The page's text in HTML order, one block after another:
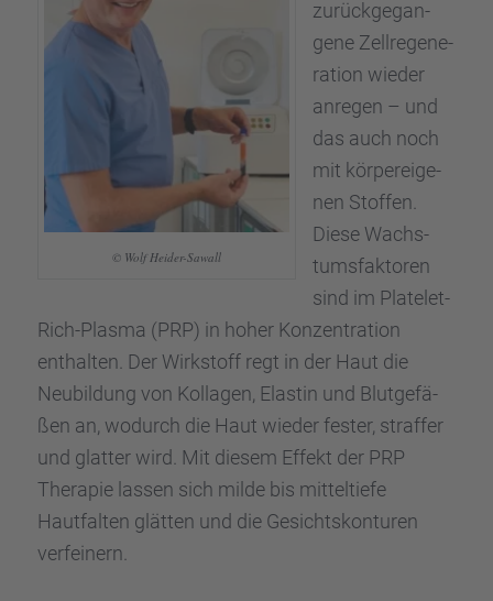
© Wolf Heider-Sawall
zurück­ge­gan­
gene Zellre­ge­ne­
ra­tion wieder
anregen – und
das auch noch
mit körper­ei­ge­
nen Stoffen.
Diese Wachs­
tums­fak­to­ren
sind im Plate­let-
Rich-Plasma (PRP) in hoher Konzen­tra­tion
enthal­ten. Der Wirkstoff regt in der Haut die
Neubil­dung von Kolla­gen, Elastin und Blutge­fä­
ßen an, wodurch die Haut wieder fester, straf­fer
und glatter wird. Mit diesem Effekt der PRP
Thera­pie lassen sich milde bis mittel­tiefe
Hautfal­ten glätten und die Gesichts­kon­tu­ren
verfei­nern.